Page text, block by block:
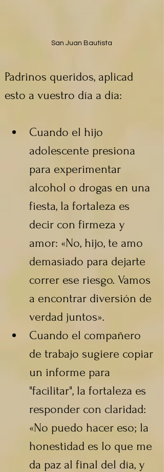
San Juan Bautista
Padrinos queridos, aplicad
esto a vuestro día a día:
Cuando el hijo
adolescente presiona
para experimentar
alcohol o drogas en una
fiesta, la fortaleza es
decir con firmeza y
amor: «No, hijo, te amo
demasiado para dejarte
correr ese riesgo. Vamos
a encontrar diversión de
verdad juntos».
Cuando el compañero
de trabajo sugiere copiar
un informe para
"facilitar", la fortaleza es
responder con claridad:
«No puedo hacer eso; la
honestidad es lo que me
da paz al final del día, y